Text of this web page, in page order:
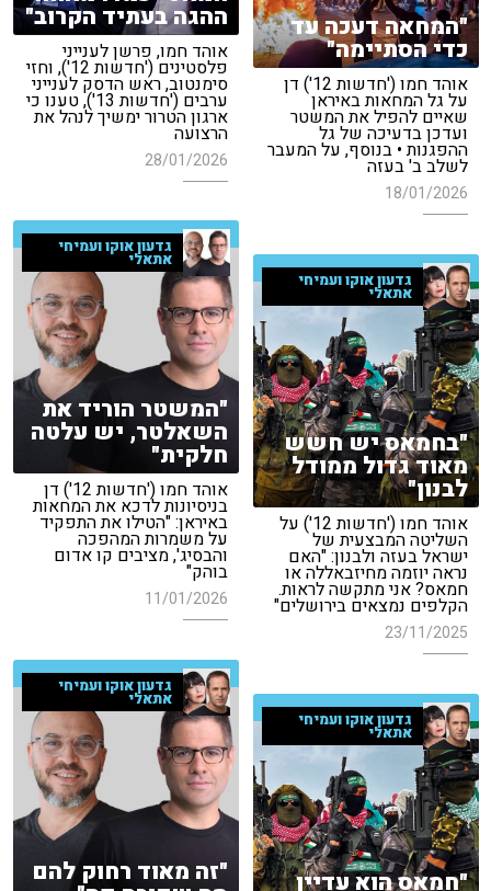
ההגה בעתיד הקרוב"
אוהד חמו, פרשן לענייני
פלסטינים ('חדשות 12'), וחזי
סימנטוב, ראש הדסק לענייני
ערבים ('חדשות 13'), טענו כי
ארגון הטרור ימשיך לנהל את
הרצועה
28/01/2026
"המחאה דעכה עד
כדי הסתיימה"
אוהד חמו ('חדשות 12') דן
על גל המחאות באיראן
שאיים להפיל את המשטר
ועדכן בדעיכה של גל
ההפגנות • בנוסף, על המעבר
לשלב ב' בעזה
18/01/2026
גדעון אוקו ועמיחי
אתאלי
"המשטר הוריד את
השאלטר, יש עלטה
חלקית"
אוהד חמו ('חדשות 12') דן
בניסיונות לדכא את המחאות
באיראן: "הטילו את התפקיד
על משמרות המהפכה
והבסיג', מציבים קו אדום
בוהק"
11/01/2026
גדעון אוקו ועמיחי
אתאלי
"בחמאס יש חשש
מאוד גדול ממודל
לבנון"
אוהד חמו ('חדשות 12') על
השליטה המבצעית של
ישראל בעזה ולבנון: "האם
נראה יוזמה מחיזבאללה או
חמאס? אני מתקשה לראות.
הקלפים נמצאים בירושלים"
23/11/2025
גדעון אוקו ועמיחי
אתאלי
"זה מאוד רחוק להם
גדעון אוקו ועמיחי
אתאלי
"חמאס הוא עדיין